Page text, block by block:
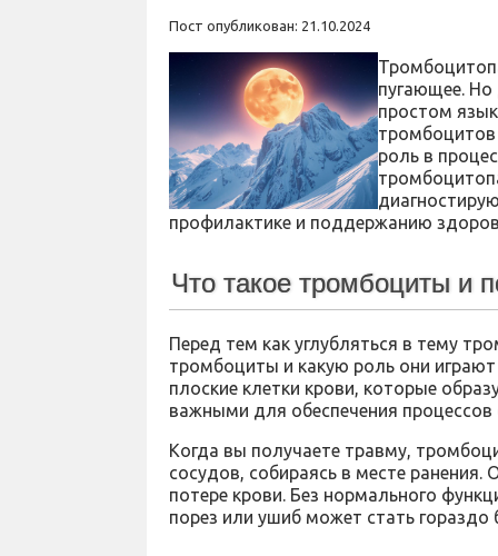
Пост опубликован: 21.10.2024
пугающее. Но
простом
тромбоцитов
роль в
профилактике и поддержанию
Что такое тромбоциты и
Перед тем как углубляться в тему
тромбоциты и какую роль они
плоские клетки крови, которые
важными для обеспечения процессов
Когда вы получаете травму,
сосудов, собираясь в месте
потере крови. Без нормального
порез или ушиб может стать гораздо